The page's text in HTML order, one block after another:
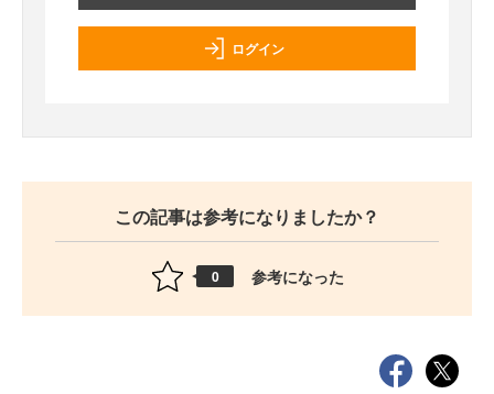
ログイン
この記事は参考になりましたか？
0 参考になった